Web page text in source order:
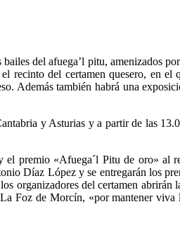
del afuega’l pitu, amenizados
del certamen quesero, en el
Además también habrá una
y Asturias y a partir de las
premio «Afuega´l Pitu de oro» al
Díaz López y se entregarán los
organizadores del certamen abrirán
Foz de Morcín, «por mantener